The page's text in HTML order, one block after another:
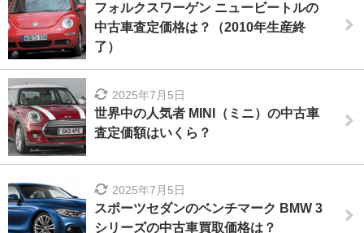
フォルクスワーゲン ニュービートルの
中古車査定価格は？（2010年生産終
了）
2025年7月5日
世界中の人気者 MINI（ミニ）の中古車
査定価額はいくら？
2025年7月5日
スポーツセダンのベンチマーク BMW 3
シリーズの中古車買取価格は？